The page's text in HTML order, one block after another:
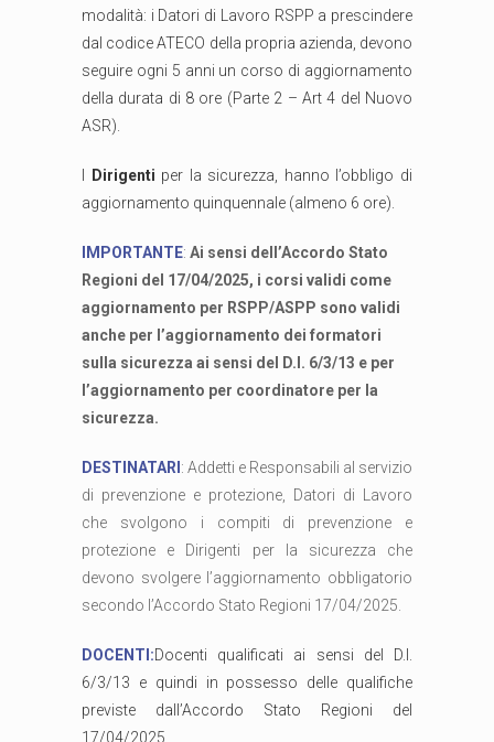
modalità: i Datori di Lavoro RSPP a prescindere
dal codice ATECO della propria azienda, devono
seguire ogni 5 anni un corso di aggiornamento
della durata di 8 ore (Parte 2 – Art 4 del Nuovo
ASR).
Dirigenti per la sicurezza, hanno l’obbligo di
aggiornamento quinquennale (almeno 6 ore).
IMPORTANTE: Ai sensi dell’Accordo Stato
Regioni del 17/04/2025, i corsi validi come
aggiornamento per RSPP/ASPP sono validi
anche per l’aggiornamento dei formatori
sulla sicurezza ai sensi del D.I. 6/3/13 e per
l’aggiornamento per coordinatore per la
sicurezza.
DESTINATARI : Addetti e Responsabili al servizio
di prevenzione e protezione, Datori di Lavoro
che svolgono i compiti di prevenzione e
protezione e Dirigenti per la sicurezza che
devono svolgere l’aggiornamento obbligatorio
secondo l’Accordo Stato Regioni 17/04/2025.
DOCENTI:Docenti qualificati ai sensi del D.I.
6/3/13 e quindi in possesso delle qualifiche
previste dall’Accordo Stato Regioni del
17/04/2025.